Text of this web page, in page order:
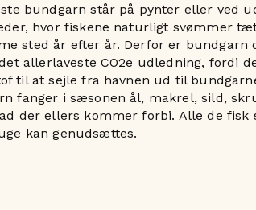
bundgarn står på pynter eller ved
hvor fiskene naturligt svømmer
sted år efter år. Derfor er bundgarn
allerlaveste CO2e udledning, fordi
til at sejle fra havnen ud til
fanger i sæsonen ål, makrel, sild,
der ellers kommer forbi. Alle de fisk
kan genudsættes.